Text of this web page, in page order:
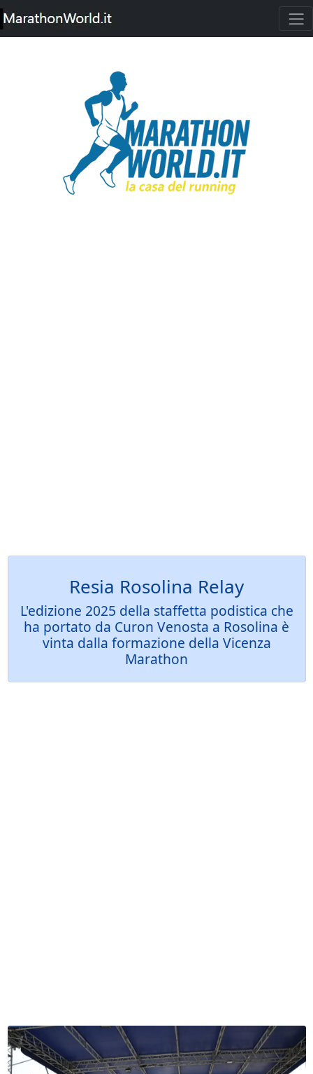
Resia Rosolina Relay
L'edizione 2025 della staffetta podistica che
ha portato da Curon Venosta a Rosolina è
vinta dalla formazione della Vicenza
Marathon